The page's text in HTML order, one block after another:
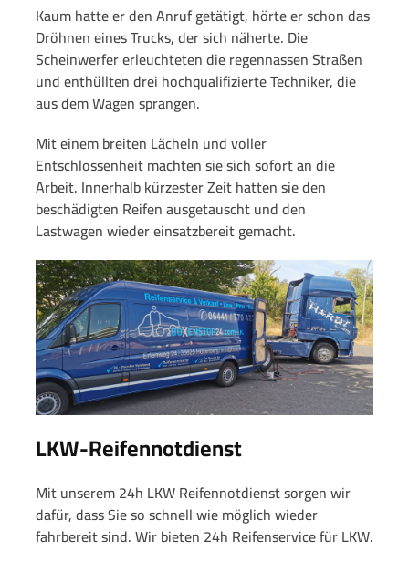
Kaum hatte er den Anruf getätigt, hörte er schon das
Dröhnen eines Trucks, der sich näherte. Die
Scheinwerfer erleuchteten die regennassen Straßen
und enthüllten drei hochqualifizierte Techniker, die
aus dem Wagen sprangen.
Mit einem breiten Lächeln und voller
Entschlossenheit machten sie sich sofort an die
Arbeit. Innerhalb kürzester Zeit hatten sie den
beschädigten Reifen ausgetauscht und den
Lastwagen wieder einsatzbereit gemacht.
LKW-Reifennotdienst
Mit unserem 24h LKW Reifennotdienst sorgen wir
dafür, dass Sie so schnell wie möglich wieder
fahrbereit sind. Wir bieten 24h Reifenservice für LKW.